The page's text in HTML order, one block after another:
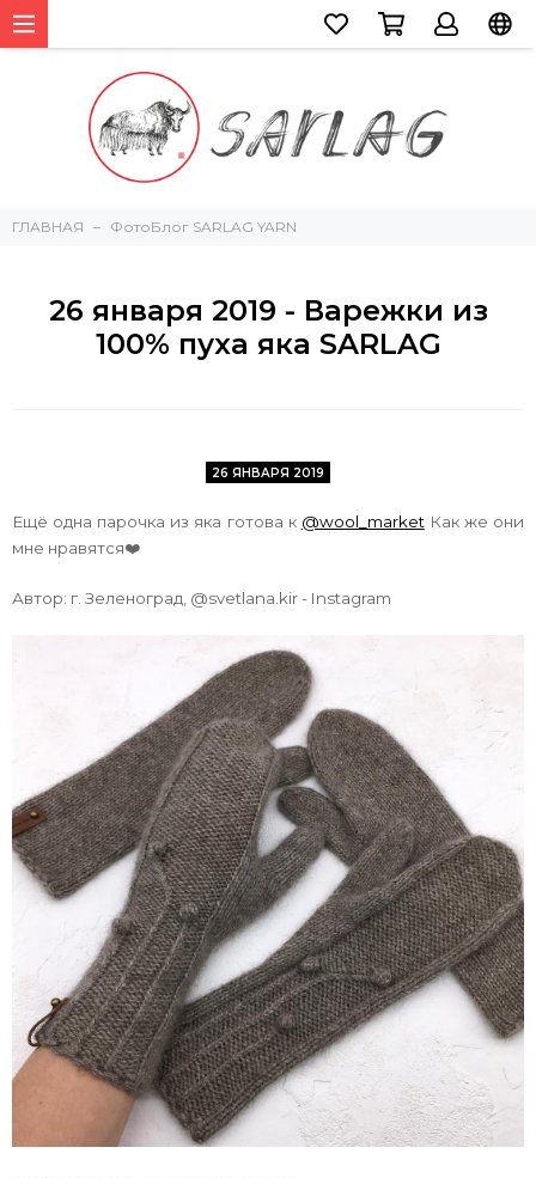
ГЛАВНАЯ ФотоБлог SARLAG YARN
26 января 2019 - Варежки из
100% пуха яка SARLAG
26 ЯНВАРЯ 2019
Ещё одна парочка из яка готова к @wool_marketКак же они
мне нравятся❤️
Автор: г. Зеленоград, @svetlana.kir - Instagram